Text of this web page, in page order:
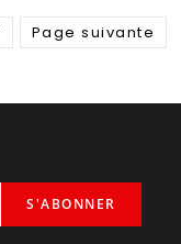
Page suivante
S'ABONNER